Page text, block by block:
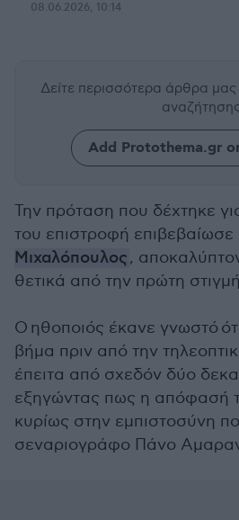
08.06.2026, 10:14
Δείτε περισσότερα άρθρα μας
Add Protothema.gr
Την πρόταση που δέχτηκε
του επιστροφή επιβεβαίωσε
Μιχαλόπουλος,
θετικά από την πρώτη
Ο ηθοποιός έκανε γνωστό
βήμα πριν από την
έπειτα από σχεδόν δύο
εξηγώντας πως η απόφασή
κυρίως στην εμπιστοσύνη
σεναριογράφο Πάνο